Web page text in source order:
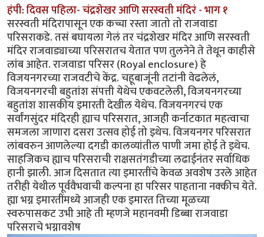
हंपी: दिवस पहिला- चंद्रशेखर आणि सरस्वती मंदिरं - भाग १
सरस्वती मंदिरापासून एक कच्चा रस्ता जातो तो राजवाडा
परिसराकडे. तसं बघायला गेलं तर चंद्रशेखर मंदिर आणि सरस्वती
मंदिर राजवाड्याच्या परिसरातच येतात पण तुलनेने ते तेथून काहीसे
लांब आहेत. राजवाडा परिसर (Royal enclosure) हे
विजयनगरच्या राजवटीचे केंद्र. चहूबाजूंनी तटांनी वेढलेलं,
विजयनगरची बहुतांश संपत्ती येथेच एकवटलेली, विजयनगरच्या
बहुतांश शासकीय इमारती देखील येथेच. विजयनगरचं एक
सर्वांगसुंदर मंदिरही ह्याच परिसरात, आजही कर्नाटकात महत्वाचा
समजला जाणारा दसरा उत्सव होई तो इथेच. विजयनगर परिसरात
लांबवरुन आणलेल्या दगडी कालव्यांतील पाणी जमा होई ते इथेच.
साहजिकच ह्याच परिसराची राक्षसतंगडीच्या लढाईनंतर सर्वाधिक
हानी झाली. आज दिसतात त्या इमारतींचे केवळ अवशेष उरले आहेत
तरीही येथील पूर्ववैभवाची कल्पना हा परिसर पाहताना नक्कीच येते.
ह्या भग्न इमारतींमध्ये आजही एक इमारत तिच्या मूळच्या
स्वरुपासकट उभी आहे ती म्हणजे महानवमी डिब्बा राजवाडा
परिसराचे भग्नावशेष